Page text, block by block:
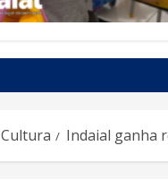
Cultura Indaial ganha